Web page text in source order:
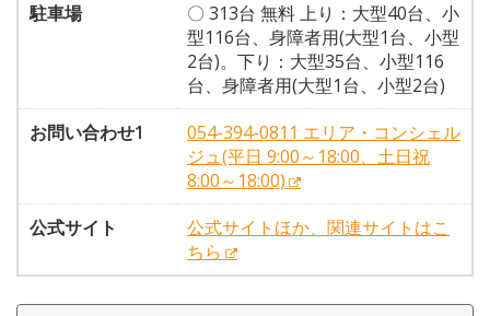
駐車場
〇 313台 無料 上り：大型40台、小
型116台、身障者用(大型1台、小型
2台)。下り：大型35台、小型116
台、身障者用(大型1台、小型2台)
お問い合わせ1
054-394-0811 エリア・コンシェル
ジュ(平日 9:00～18:00、土日祝
8:00～18:00)
公式サイト
公式サイトほか、関連サイトはこ
ちら